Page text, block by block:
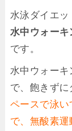
水泳ダイエ
水中ウォー
です。
水中ウォーキ
で、飽きず
ペースで泳
で、無酸素